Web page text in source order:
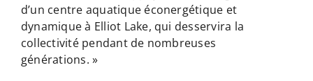
d’un centre aquatique éconergétique et
dynamique à Elliot Lake, qui desservira la
collectivité pendant de nombreuses
générations. »